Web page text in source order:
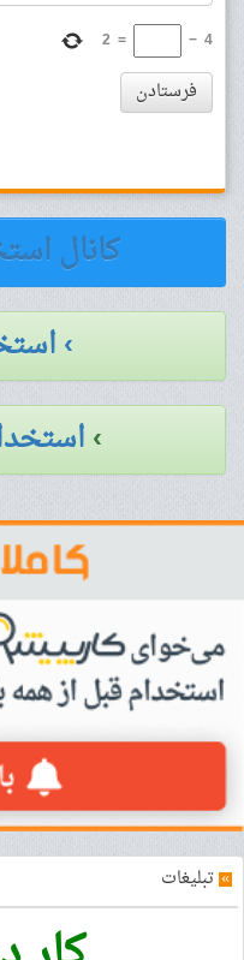
4
−
=
2
فرستادن
کانال
›
›
» تبلیغات